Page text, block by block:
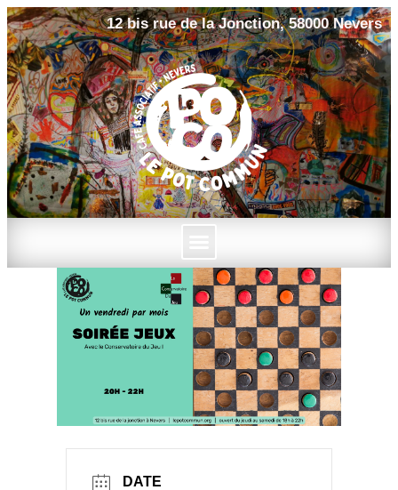
12 bis rue de la Jonction, 58000 Nevers
DATE